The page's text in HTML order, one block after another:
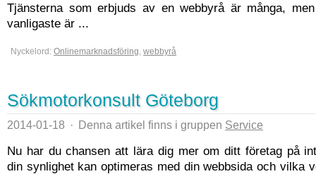
Tjänsterna som erbjuds av en webbyrå är många,
vanligaste är ...
Nyckelord: Onlinemarknadsföring, webbyrå
Sökmotorkonsult Göteborg
2014-01-18 · Denna artikel finns i gruppen Service
Nu har du chansen att lära dig mer om ditt företag på
din synlighet kan optimeras med din webbsida och vilka